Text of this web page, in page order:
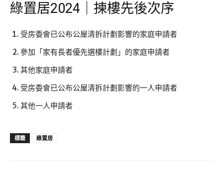
綠置居2024｜揀樓先後次序
受房委會已公布公屋清拆計劃影響的家庭申請者
參加「家有長者優先選樓計劃」的家庭申請者
其他家庭申請者
受房委會已公布公屋清拆計劃影響的一人申請者
其他一人申請者
標籤 綠置居